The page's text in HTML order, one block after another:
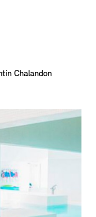
Chalandon